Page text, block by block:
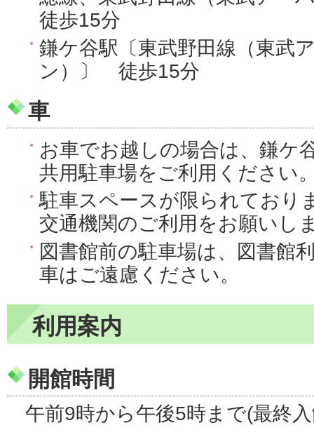
徒歩15分
鎌ケ谷駅〔東武野田線（東武
ン）〕 徒歩15分
車
お車でお越しの場合は、鎌ケ
共用駐車場をご利用ください
駐車スペースが限られており
交通機関のご利用をお願いし
図書館前の駐車場は、図書館
車はご遠慮ください。
利用案内
開館時間
午前9時から午後5時まで(最終